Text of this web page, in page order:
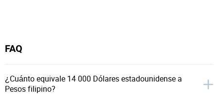
FAQ
¿Cuánto equivale 14 000 Dólares estadounidense a
Pesos filipino?